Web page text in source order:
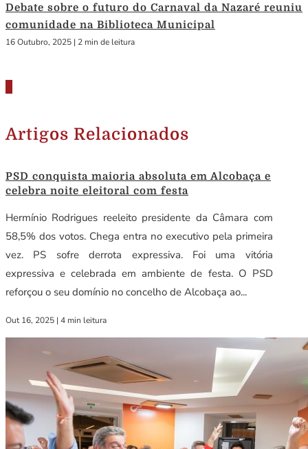
Debate sobre o futuro do Carnaval da Nazaré reuniu
comunidade na Biblioteca Municipal
16 Outubro, 2025 | 2 min de leitura
Artigos Relacionados
PSD conquista maioria absoluta em Alcobaça e
celebra noite eleitoral com festa
Hermínio Rodrigues reeleito presidente da Câmara com
58,5% dos votos. Chega entra no executivo pela primeira
vez. PS sofre derrota expressiva. Foi uma vitória
expressiva e celebrada em ambiente de festa. O PSD
reforçou o seu domínio no concelho de Alcobaça ao...
Out 16, 2025 | 4 min leitura